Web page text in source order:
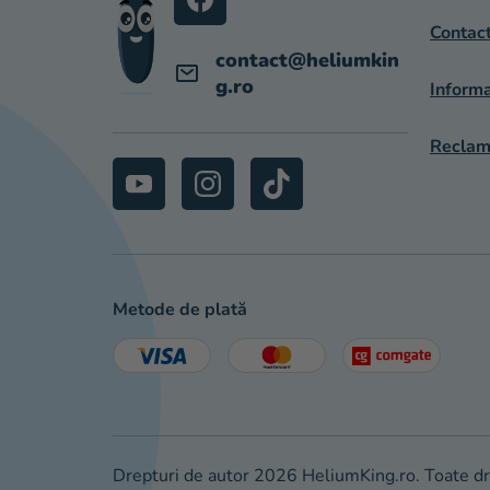
contact@heliumkin
g.ro
Metode de plată
Drepturi de autor 2026 HeliumKing.ro. Toate